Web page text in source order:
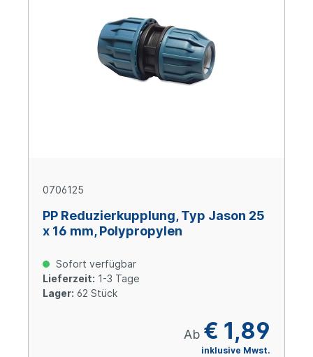
0706125
PP Reduzierkupplung, Typ Jason 25
x 16 mm, Polypropylen
Sofort verfügbar
Lieferzeit: 1-3 Tage
Lager: 62 Stück
Ab € 1,89
inklusive Mwst.